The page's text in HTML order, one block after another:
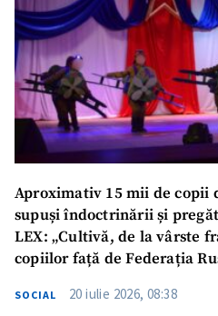
Aproximativ 15 mii de copii
supuși îndoctrinării și
LEX: „Cultivă, de la vârste
copiilor față de Federația
SOCIAL 20 iulie 2026, 08:38